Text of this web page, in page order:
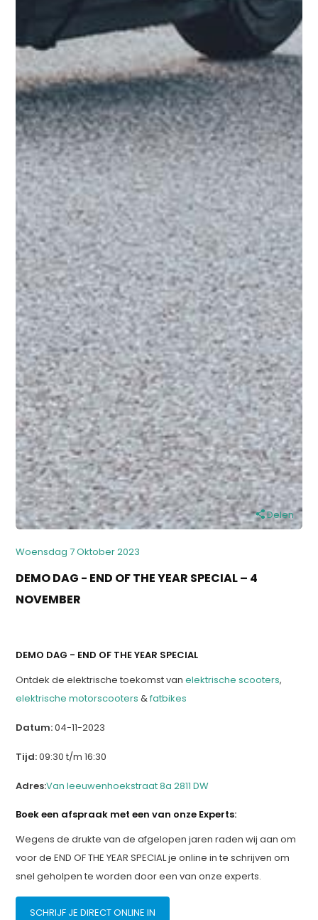
Delen
Woensdag 7 Oktober 2023
DEMO DAG - END OF THE YEAR SPECIAL – 4
NOVEMBER
DEMO DAG - END OF THE YEAR SPECIAL
Ontdek de elektrische toekomst vanelektrische scooters,
elektrische motorscooters &fatbikes
Datum:04-11-2023
Tijd:09:30 t/m 16:30
Adres:Van leeuwenhoekstraat 8a 2811 DW
Boek een afspraak met een van onze Experts:
Wegens de drukte van de afgelopen jaren raden wij aan om
voor de END OF THE YEAR SPECIAL je online in te schrijven om
snel geholpen te worden door een van onze experts.
SCHRIJF JE DIRECT ONLINE IN